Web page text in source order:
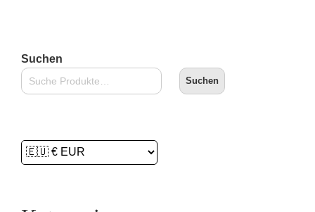
Suchen
Suchen